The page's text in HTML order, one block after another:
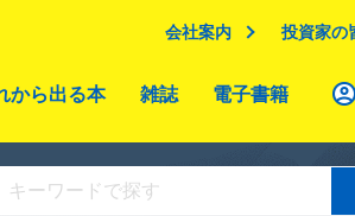
会社案内 投資家の
から出る本 雑誌 電子書籍